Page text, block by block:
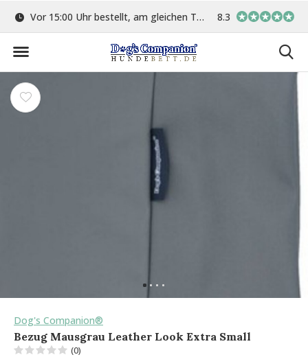
Vor 15:00 Uhr bestellt, am gleichen Tag versand In eigener
8.3
Dog's Companion®
Bezug Mausgrau Leather Look Extra Small
(0)